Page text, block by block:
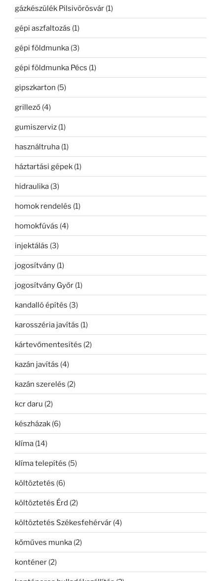
gázkészülék Pilsivörösvár (1)
gépi aszfaltozás (1)
gépi földmunka (3)
gépi földmunka Pécs (1)
gipszkarton (5)
grillező (4)
gumiszerviz (1)
használtruha (1)
háztartási gépek (1)
hidraulika (3)
homok rendelés (1)
homokfúvás (4)
injektálás (3)
jogosítvány (1)
jogosítvány Győr (1)
kandalló építés (3)
karosszéria javítás (1)
kártevőmentesítés (2)
kazán javítás (4)
kazán szerelés (2)
kcr daru (2)
készházak (6)
klíma (14)
klíma telepítés (5)
költöztetés (6)
költöztetés Érd (2)
költöztetés Székesfehérvár (4)
kőműves munka (2)
konténer (2)